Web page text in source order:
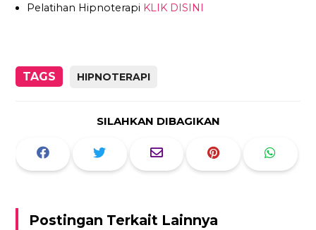
Pelatihan Hipnoterapi KLIK DISINI
TAGS HIPNOTERAPI
SILAHKAN DIBAGIKAN
Postingan Terkait Lainnya